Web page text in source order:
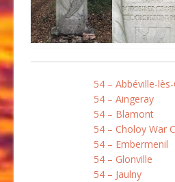
54 – Abbéville-
54 – Aingeray
54 – Blamont
54 – Choloy War
54 – Embermenil
54 – Glonville
54 – Jaulny